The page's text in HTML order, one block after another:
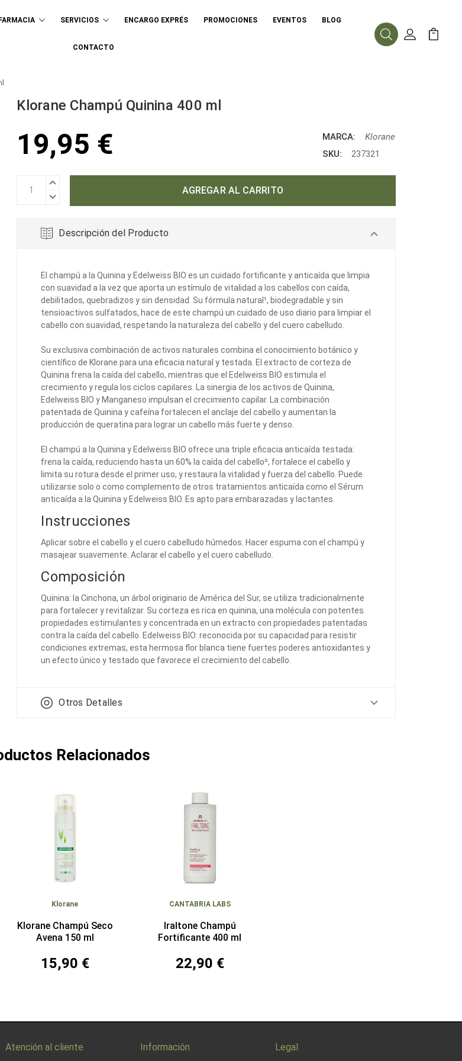
SERVICIOS ENCARGO EXPRÉS PROMOCIONES EVENTOS BLOG
CONTACTO
BuscarMi Cuenta
Mi
Klorane Champú Quinina 400 ml
19,95 €
AUMENTAR
DISMINUIR
CANTIDAD:
MARCA:
Klorane
SKU:
237321
Descripción del Producto
El champú a la Quinina y Edelweiss BIO es un cuidado fortificante y anticaída que limpia
con suavidad a la vez que aporta un estímulo de vitalidad a los cabellos con caída,
debilitados, quebradizos y sin densidad. Su fórmula natural¹, biodegradable y sin
tensioactivos sulfatados, hace de este champú un cuidado de uso diario para limpiar el
cabello con suavidad, respetando la naturaleza del cabello y del cuero cabelludo.
Su exclusiva combinación de activos naturales combina el conocimiento botánico y
científico de Klorane para una eficacia natural y testada. El extracto de corteza de
Quinina frena la caída del cabello, mientras que el Edelweiss BIO estimula el
crecimiento y regula los ciclos capilares. La sinergia de los activos de Quinina,
Edelweiss BIO y Manganeso impulsan el crecimiento capilar. La combinación
patentada de Quinina y cafeína fortalecen el anclaje del cabello y aumentan la
producción de queratina para lograr un cabello más fuerte y denso.
El champú a la Quinina y Edelweiss BIO ofrece una triple eficacia anticaída testada:
frena la caída, reduciendo hasta un 60% la caída del cabello², fortalece el cabello y
limita su rotura desde el primer uso, y restaura la vitalidad y fuerza del cabello. Puede
utilizarse solo o como complemento de otros tratamientos anticaída como el Sérum
anticaída a la Quinina y Edelweiss BIO. Es apto para embarazadas y lactantes.
Instrucciones
Aplicar sobre el cabello y el cuero cabelludo húmedos. Hacer espuma con el champú y
masajear suavemente. Aclarar el cabello y el cuero cabelludo.
Composición
Quinina: la Cinchona, un árbol originario de América del Sur, se utiliza tradicionalmente
para fortalecer y revitalizar. Su corteza es rica en quinina, una molécula con potentes
propiedades estimulantes y concentrada en un extracto con propiedades patentadas
contra la caída del cabello. Edelweiss BIO: reconocida por su capacidad para resistir
condiciones extremas, esta hermosa flor blanca tiene fuertes poderes antioxidantes y
un efecto único y testado que favorece el crecimiento del cabello.
Otros Detalles
Relacionados
Klorane
Klorane Champú Seco
Avena 150 ml
15,90 €
CANTABRIA LABS
Iraltone Champú
Fortificante 400 ml
22,90 €
Atención al cliente Información Legal